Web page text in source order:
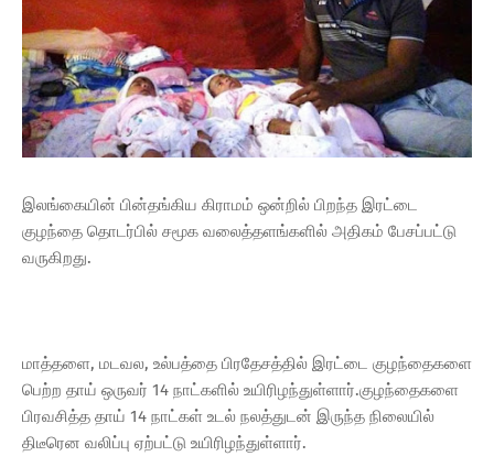
இலங்கையின் பின்தங்கிய கிராமம் ஒன்றில் பிறந்த இரட்டை
குழந்தை தொடர்பில் சமூக வலைத்தளங்களில் அதிகம் பேசப்பட்டு
வருகிறது.
மாத்தளை, மடவல, உல்பத்தை பிரதேசத்தில் இரட்டை குழந்தைகளை
பெற்ற தாய் ஒருவர் 14 நாட்களில் உயிரிழந்துள்ளார்.குழந்தைகளை
பிரவசித்த தாய் 14 நாட்கள் உடல் நலத்துடன் இருந்த நிலையில்
திடீரென வலிப்பு ஏற்பட்டு உயிரிழந்துள்ளார்.